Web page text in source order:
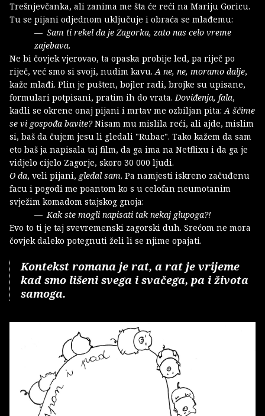
Trešnjevčanka, ali zanima me šta će reći na Mariju Goricu.
Tu se pijani odjednom uključuje i obraća se mlađemu:
Sam ti rekel da je Zagorka, zato nas celo vreme
zajebava.
Ne bi čovjek vjerovao, ta opaska probije led, pa riječ po
riječ, već smo si svoji, nudim kavu.A ne, ne, moramo dalje,
kaže mlađi. Plin je pušten, bojler radi, brojke su upisane,
formulari potpisani, pratim ih do vrata.Doviđenja, fala,
kadli se okrene onaj pijani i mrtav me ozbiljan pita:A ščime
se vi gospođa bavite?Nisam mu mislila reći, ali ajde, mislim
si, baš da čujem jesu li gledali "Rubac". Tako kažem da sam
eto baš ja napisala taj film, da ga ima na Netflixu i da ga je
vidjelo cijelo Zagorje, skoro 30 000 ljudi.
O da, veli pijani, gledal sam. Pa namjesti iskreno začuđenu
facu i pogodi me poantom ko s u celofan neumotanim
svježim komadom stajskog gnoja:
Kak ste mogli napisati tak nekaj glupoga?!
Evo to ti je taj svevremenski zagorski duh. Srećom ne mora
čovjek daleko potegnuti želi li se njime opajati.
Kontekst romana je rat, a rat je vrijeme
kad smo lišeni svega i svačega, pa i života
samoga.